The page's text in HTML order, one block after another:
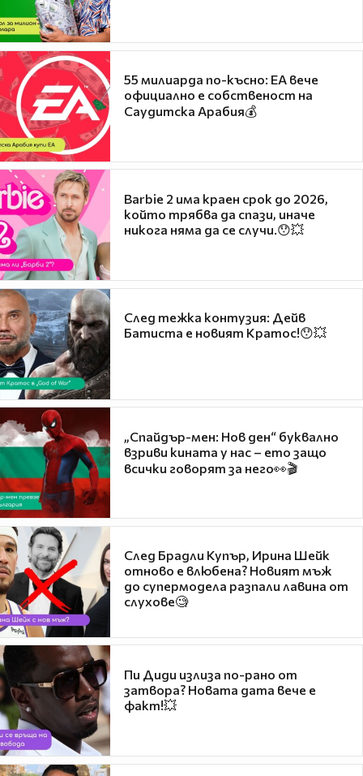
55 милиарда по-късно: EA вече
официално е собственост на
Саудитска Арабия💰
Barbie 2 има краен срок до 2026,
който трябва да спази, иначе
никога няма да се случи.😯💥
След тежка контузия: Дейв
Батиста е новият Кратос!😯💥
„Спайдър-мен: Нов ден“ буквално
взриви кината у нас – ето защо
всички говорят за него👀🎬
След Брадли Купър, Ирина Шейк
отново е влюбена? Новият мъж
до супермодела разпали лавина от
слухове🧐
Пи Диди излиза по-рано от
затвора? Новата дата вече е
факт!💥